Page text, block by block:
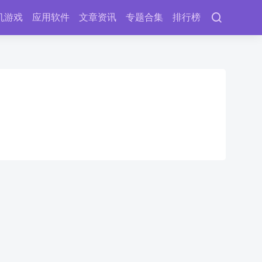
游戏 应用软件 文章资讯 专题合集 排行榜